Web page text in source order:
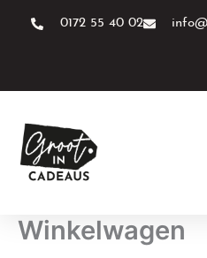
0172 55 40 02
Winkelwagen